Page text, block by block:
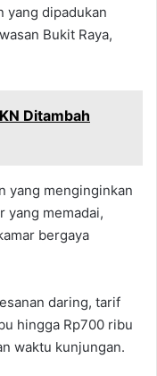
yang dipadukan
Bukit Raya,
Ditambah
yang menginginkan
yang memadai,
bergaya
daring, tarif
hingga Rp700 ribu
waktu kunjungan.